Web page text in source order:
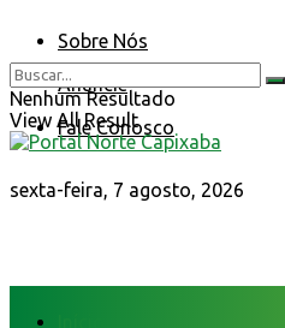
Sobre Nós
Anuncie
Fale Conosco
sexta-feira, 7 agosto, 2026
Nenhum Resultado
View All Result